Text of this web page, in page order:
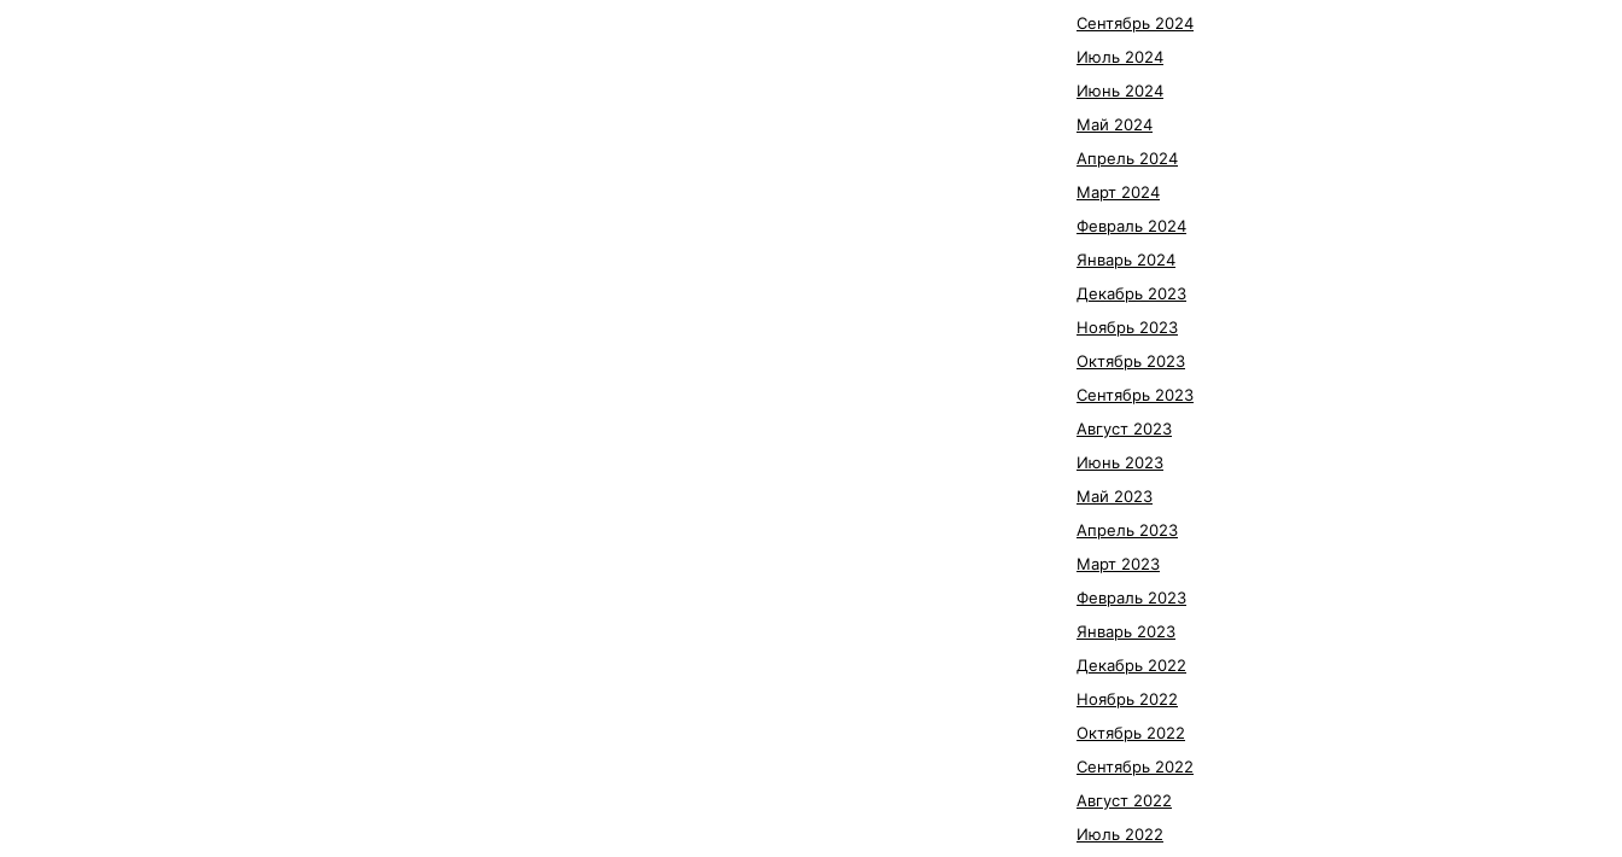
Сентябрь 2024
Июль 2024
Июнь 2024
Май 2024
Апрель 2024
Март 2024
Февраль 2024
Январь 2024
Декабрь 2023
Ноябрь 2023
Октябрь 2023
Сентябрь 2023
Август 2023
Июнь 2023
Май 2023
Апрель 2023
Март 2023
Февраль 2023
Январь 2023
Декабрь 2022
Ноябрь 2022
Октябрь 2022
Сентябрь 2022
Август 2022
Июль 2022